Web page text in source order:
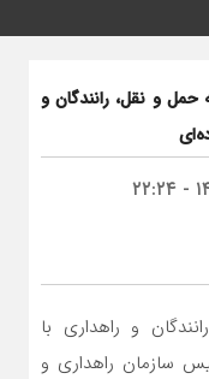
حمل و نقل، رانندگان و
و راهداری با
سازمان راهداری و